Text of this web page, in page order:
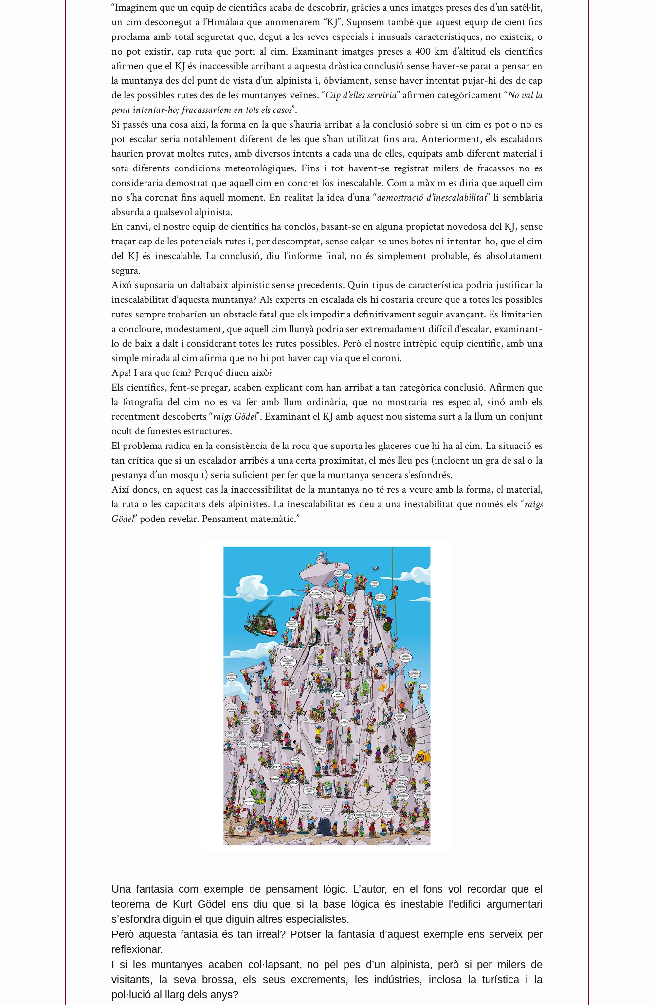
d
e
M
e
s
o
n
e
s
“Imaginem que un equip de científics acaba de descobrir, gràcies a unes imatges preses des d’un satèl·lit,
un cim desconegut a l’Himàlaia que anomenarem “KJ”. Suposem també que aquest equip de científics
proclama amb total seguretat que, degut a les seves especials i inusuals característiques, no existeix, o
no pot existir, cap ruta que porti al cim. Examinant imatges preses a 400 km d’altitud els científics
afirmen que el KJ és inaccessible arribant a aquesta dràstica conclusió sense haver-se parat a pensar en
la muntanya des del punt de vista d’un alpinista i, òbviament, sense haver intentat pujar-hi des de cap
de les possibles rutes des de les muntanyes veïnes. “Cap d’elles serviria” afirmen categòricament “No val la
pena intentar-ho; fracassaríem en tots els casos”.
Si passés una cosa així, la forma en la que s’hauria arribat a la conclusió sobre si un cim es pot o no es
pot escalar seria notablement diferent de les que s’han utilitzat fins ara. Anteriorment, els escaladors
haurien provat moltes rutes, amb diversos intents a cada una de elles, equipats amb diferent material i
sota diferents condicions meteorològiques. Fins i tot havent-se registrat milers de fracassos no es
consideraria demostrat que aquell cim en concret fos inescalable. Com a màxim es diria que aquell cim
no s’ha coronat fins aquell moment. En realitat la idea d’una “demostració d’inescalabilitat” li semblaria
absurda a qualsevol alpinista.
En canvi, el nostre equip de científics ha conclòs, basant-se en alguna propietat novedosa del KJ, sense
traçar cap de les potencials rutes i, per descomptat, sense calçar-se unes botes ni intentar-ho, que el cim
del KJ és inescalable. La conclusió, diu l’informe final, no és simplement probable, és absolutament
segura.
Aixó suposaria un daltabaix alpinístic sense precedents. Quin tipus de característica podria justificar la
inescalabilitat d’aquesta muntanya? Als experts en escalada els hi costaria creure que a totes les possibles
rutes sempre trobaríen un obstacle fatal que els impediria definitivament seguir avançant. Es limitarien
a concloure, modestament, que aquell cim llunyà podria ser extremadament difícil d’escalar, examinant-
lo de baix a dalt i considerant totes les rutes possibles. Però el nostre intrèpid equip científic, amb una
simple mirada al cim afirma que no hi pot haver cap via que el coroni.
Apa! I ara que fem? Perqué diuen això?
Els científics, fent-se pregar, acaben explicant com han arribat a tan categòrica conclusió. Afirmen que
la fotografia del cim no es va fer amb llum ordinària, que no mostraria res especial, sinó amb els
recentment descoberts “raigs Gödel”. Examinant el KJ amb aquest nou sistema surt a la llum un conjunt
ocult de funestes estructures.
El problema radica en la consistència de la roca que suporta les glaceres que hi ha al cim. La situació es
tan crítica que si un escalador arribés a una certa proximitat, el més lleu pes (incloent un gra de sal o la
pestanya d’un mosquit) seria suficient per fer que la muntanya sencera s’esfondrés.
Així doncs, en aquest cas la inaccessibilitat de la muntanya no té res a veure amb la forma, el material,
la ruta o les capacitats dels alpinistes. La inescalabilitat es deu a una inestabilitat que només els “raigs
Gödel” poden revelar. Pensament matemàtic.”
Una fantasia com exemple de pensament lògic. L’autor, en el fons vol recordar que el
teorema de Kurt Gödel ens diu que si la base lògica és inestable l’edifici argumentari
s’esfondra diguin el que diguin altres especialistes.
Però aquesta fantasia és tan irreal? Potser la fantasia d’aquest exemple ens serveix per
reflexionar.
I si les muntanyes acaben col·lapsant, no pel pes d’un alpinista, però si per milers de
visitants, la seva brossa, els seus excrements, les indústries, inclosa la turística i la
pol·lució al llarg dels anys?